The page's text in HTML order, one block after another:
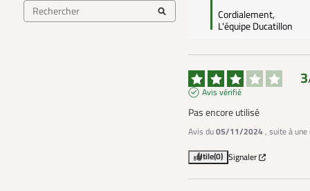
Cordialement,
L'équipe Ducatillon
3
Avis vérifié
Pas encore utilisé
Avis du05/11/2024, suite à
Utile(0) Signaler